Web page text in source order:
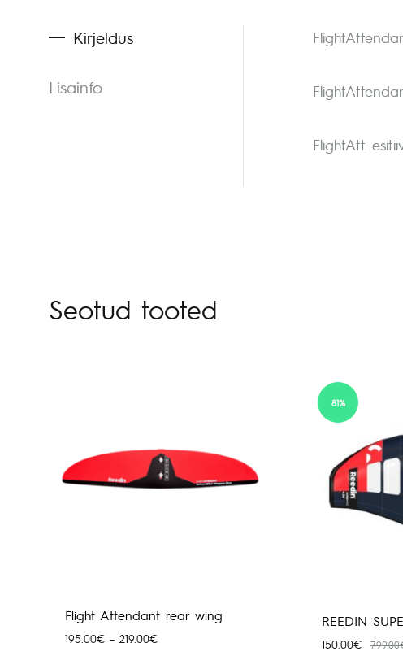
Kirjeldus
Lisainfo
FlightAtt.
Seotud tooted
Flight Attendant rear wing
195.00€ – 219.00€Hinnavahemik:
81%
REEDIN
150.00€ 799.00